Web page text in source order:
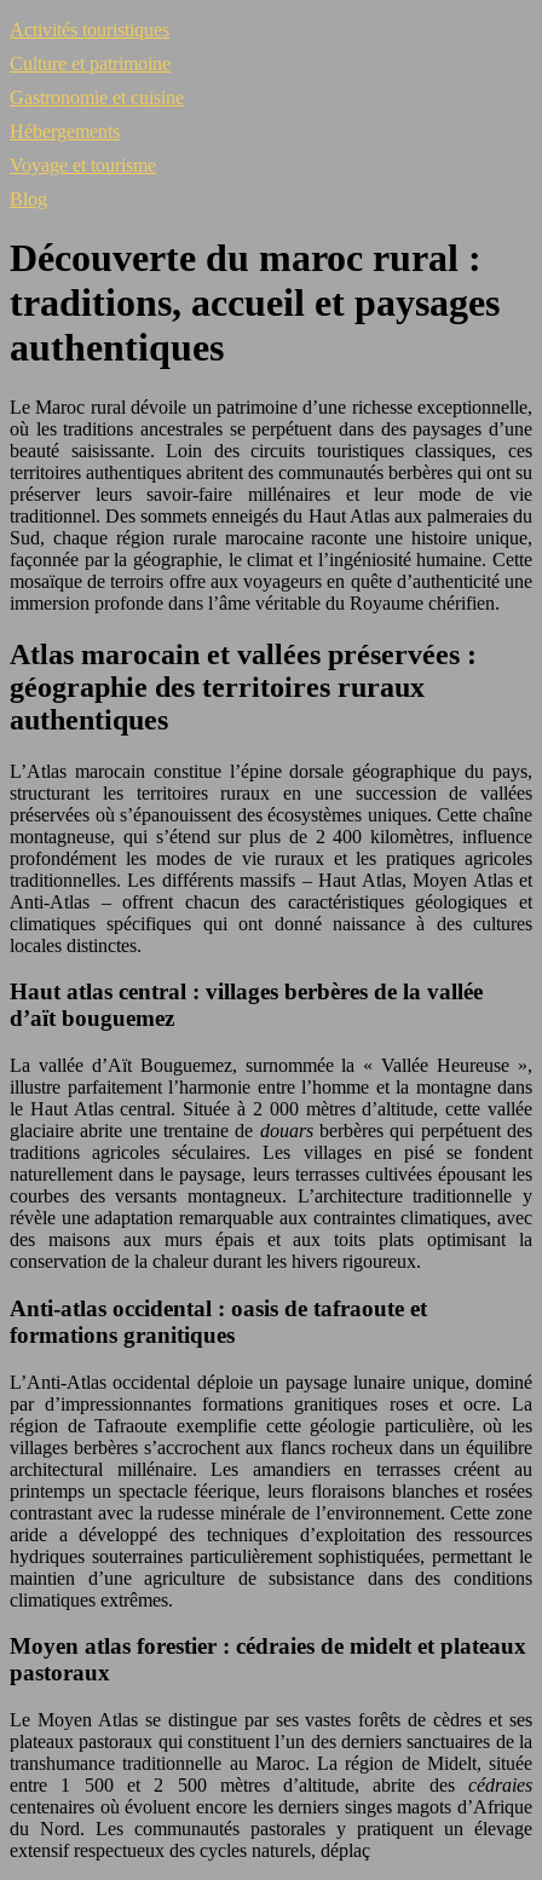
Activités touristiques
Culture et patrimoine
Gastronomie et cuisine
Hébergements
Voyage et tourisme
Blog
Découverte du maroc rural :
traditions, accueil et paysages
authentiques
Le Maroc rural dévoile un patrimoine d’une richesse exceptionnelle,
où les traditions ancestrales se perpétuent dans des paysages d’une
beauté saisissante. Loin des circuits touristiques classiques, ces
territoires authentiques abritent des communautés berbères qui ont su
préserver leurs savoir-faire millénaires et leur mode de vie
traditionnel. Des sommets enneigés du Haut Atlas aux palmeraies du
Sud, chaque région rurale marocaine raconte une histoire unique,
façonnée par la géographie, le climat et l’ingéniosité humaine. Cette
mosaïque de terroirs offre aux voyageurs en quête d’authenticité une
immersion profonde dans l’âme véritable du Royaume chérifien.
Atlas marocain et vallées préservées :
géographie des territoires ruraux
authentiques
L’Atlas marocain constitue l’épine dorsale géographique du pays,
structurant les territoires ruraux en une succession de vallées
préservées où s’épanouissent des écosystèmes uniques. Cette chaîne
montagneuse, qui s’étend sur plus de 2 400 kilomètres, influence
profondément les modes de vie ruraux et les pratiques agricoles
traditionnelles. Les différents massifs – Haut Atlas, Moyen Atlas et
Anti-Atlas – offrent chacun des caractéristiques géologiques et
climatiques spécifiques qui ont donné naissance à des cultures
locales distinctes.
Haut atlas central : villages berbères de la vallée
d’aït bouguemez
La vallée d’Aït Bouguemez, surnommée la « Vallée Heureuse »,
illustre parfaitement l’harmonie entre l’homme et la montagne dans
le Haut Atlas central. Située à 2 000 mètres d’altitude, cette vallée
glaciaire abrite une trentaine de douarsberbères qui perpétuent des
traditions agricoles séculaires. Les villages en pisé se fondent
naturellement dans le paysage, leurs terrasses cultivées épousant les
courbes des versants montagneux. L’architecture traditionnelle y
révèle une adaptation remarquable aux contraintes climatiques, avec
des maisons aux murs épais et aux toits plats optimisant la
conservation de la chaleur durant les hivers rigoureux.
Anti-atlas occidental : oasis de tafraoute et
formations granitiques
L’Anti-Atlas occidental déploie un paysage lunaire unique, dominé
par d’impressionnantes formations granitiques roses et ocre. La
région de Tafraoute exemplifie cette géologie particulière, où les
villages berbères s’accrochent aux flancs rocheux dans un équilibre
architectural millénaire. Les amandiers en terrasses créent au
printemps un spectacle féerique, leurs floraisons blanches et rosées
contrastant avec la rudesse minérale de l’environnement. Cette zone
aride a développé des techniques d’exploitation des ressources
hydriques souterraines particulièrement sophistiquées, permettant le
maintien d’une agriculture de subsistance dans des conditions
climatiques extrêmes.
Moyen atlas forestier : cédraies de midelt et plateaux
pastoraux
Le Moyen Atlas se distingue par ses vastes forêts de cèdres et ses
plateaux pastoraux qui constituent l’un des derniers sanctuaires de la
transhumance traditionnelle au Maroc. La région de Midelt, située
entre 1 500 et 2 500 mètres d’altitude, abrite des cédraies
centenaires où évoluent encore les derniers singes magots d’Afrique
du Nord. Les communautés pastorales y pratiquent un élevage
extensif respectueux des cycles naturels, déplaç